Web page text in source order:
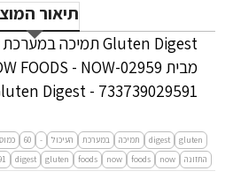
תיאור
Digest - 733739029591
gluten
digest תמיכה במערכת העיכול -
60
התזונה
now
foods
now
foods
gluten
digest